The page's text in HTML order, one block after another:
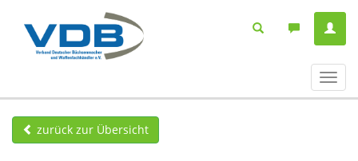
ein-/
zurück zur Übersicht